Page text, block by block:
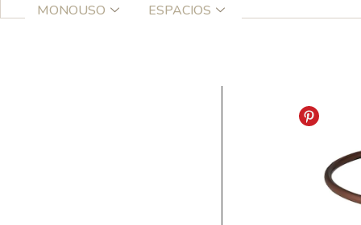
MONOUSO
ESPACIOS